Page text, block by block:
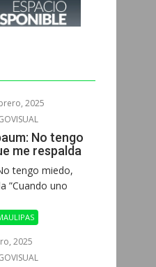
2025
No tengo
me respalda
tengo miedo,
”Cuando uno
2025